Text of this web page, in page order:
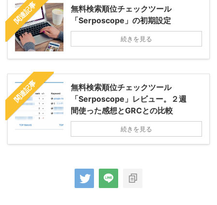
関連記事
無料検索順位チェックツール
「Serposcope」の初期設定
続きを見る
関連記事
無料検索順位チェックツール
「Serposcope」レビュー。２週
間使った感想とGRCとの比較
続きを見る